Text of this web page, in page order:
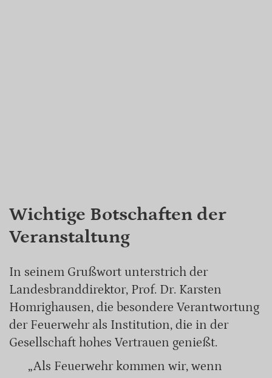
Wichtige Botschaften der
Veranstaltung
In seinem Grußwort unterstrich der
Landesbranddirektor, Prof. Dr. Karsten
Homrighausen, die besondere Verantwortung
der Feuerwehr als Institution, die in der
Gesellschaft hohes Vertrauen genießt.
„Als Feuerwehr kommen wir, wenn